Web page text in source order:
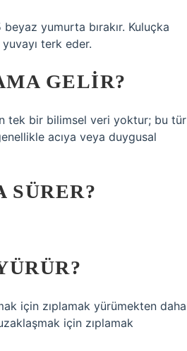
yumurta bırakır. Kuluçka
terk eder.
GELIR?
tek bir bilimsel veri yoktur; bu tür
acıya veya duygusal
SÜRER?
için zıplamak yürümekten daha
için zıplamak